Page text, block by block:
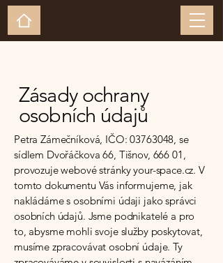
Zásady ochrany
osobních údajů
Petra Zámečníková, IČO:03763048, se
sídlem Dvořáčkova 66, Tišnov, 666 01,
provozuje webové stránky your-space.cz. V
tomto dokumentu Vás informujeme, jak
nakládáme s osobními údaji jako správci
osobních údajů. Jsme podnikatelé a pro
to, abysme mohli svoje služby poskytovat,
musíme zpracovávat osobní údaje. Ty